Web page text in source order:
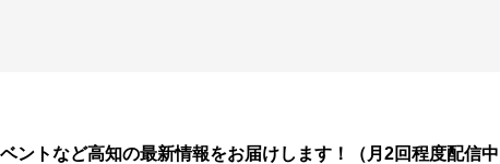
ントなど高知の最新情報をお届けします！（月2回程度配信